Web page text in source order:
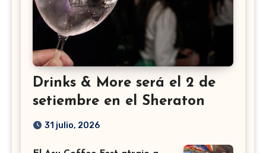
Drinks & More será el 2 de
setiembre en el Sheraton
31 julio, 2026